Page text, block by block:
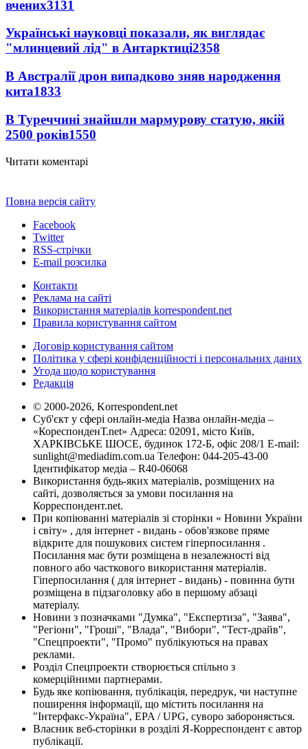
вчених3131
Українські науковці показали, як виглядає
"млинцевий лід" в Антарктиці2358
В Австралії дрон випадково зняв народження
кита1833
В Туреччині знайшли мармурову статую, якій
2500 років1550
Читати коментарі
Повна версія сайту
Facebook
Twitter
RSS-стрічки
E-mail розсилка
Контакти
Реклама на сайті
Використання матеріалів korrespondent.net
Правила користування сайтом
Договір користування сайтом
Політика у сфері конфіденційності і персональних даних
Угода щодо користування
Редакція
© 2000-2026, Korrespondent.net
Суб'єкт у сфері онлайн-медіа Назва онлайн-медіа –
«КореспонденТ.net» Адреса: 02091, місто Київ,
ХАРКІВСЬКЕ ШОСЕ, будинок 172-Б, офіс 208/1 E-mail:
sunlight@mediadim.com.ua Телефон: 044-205-43-00
Ідентифікатор медіа – R40-06068
Використання будь-яких матеріалів, розміщених на
сайті, дозволяється за умови посилання на
Корреспондент.net.
При копіюванні матеріалів зі сторінки « Новини України
і світу» , для інтернет - видань - обов'язкове пряме
відкрите для пошукових систем гіперпосилання .
Посилання має бути розміщена в незалежності від
повного або часткового використання матеріалів.
Гіперпосилання ( для інтернет - видань) - повинна бути
розміщена в підзаголовку або в першому абзаці
матеріалу.
Новини з позначками "Думка", "Експертиза", "Заява",
"Регіони", "Гроші", "Влада", "Вибори", "Тест-драйв",
"Спецпроекти", "Промо" публікуються на правах
реклами.
Розділ Спецпроекти створюється спільно з
комерційними партнерами.
Будь яке копіювання, публікація, передрук, чи наступне
поширення інформації, що містить посилання на
"Інтерфакс-Україна", EPA / UPG, суворо забороняється.
Власник веб-сторінки в розділі Я-Корреспондент є автор
публікації.